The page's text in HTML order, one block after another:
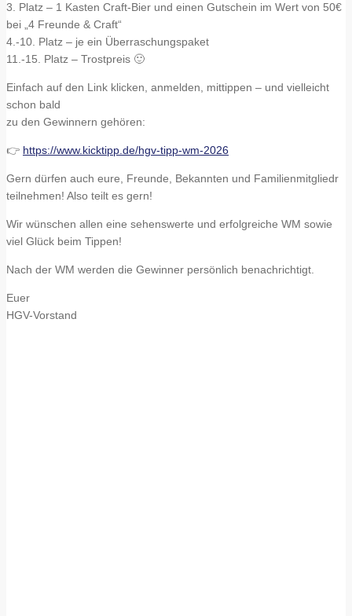
3. Platz – 1 Kasten Craft-Bier und einen Gutschein im Wert von 50€
bei „4 Freunde & Craft“
4.-10. Platz – je ein Überraschungspaket
11.-15. Platz – Trostpreis 🙂
Einfach auf den Link klicken, anmelden, mittippen – und vielleicht
schon bald
zu den Gewinnern gehören:
👉 https://www.kicktipp.de/hgv-tipp-wm-2026
Gern dürfen auch eure, Freunde, Bekannten und Familienmitgliedr
teilnehmen! Also teilt es gern!
Wir wünschen allen eine sehenswerte und erfolgreiche WM sowie
viel Glück beim Tippen!
Nach der WM werden die Gewinner persönlich benachrichtigt.
Euer
HGV-Vorstand